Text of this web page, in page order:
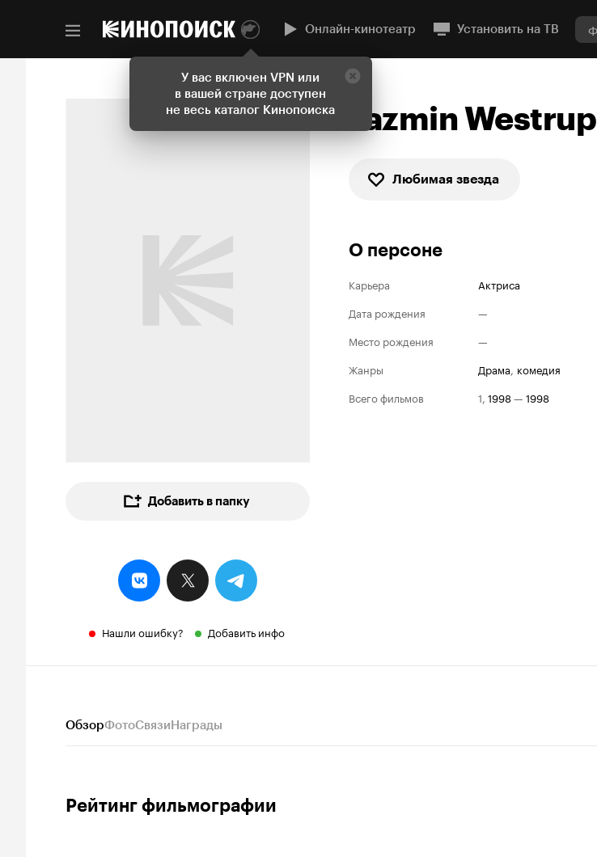
У вас включен VPN или
в вашей стране доступен
не весь каталог Кинопоиска
Онлайн-кинотеатр Установить на ТВ
Добавить в папку
Нашли ошибку? Добавить инфо
Jazmin Westrup
Любимая звезда
О персоне
Карьера
Актриса
Дата рождения
—
Место рождения
—
Жанры
драма, комедия
Всего фильмов
1, 1998— 1998
ОбзорФотоСвязиНаграды
Рейтинг фильмографии